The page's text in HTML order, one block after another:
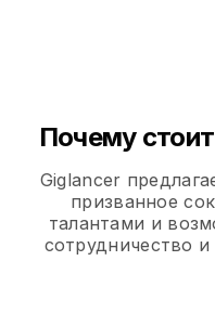
Почему
Giglancer
призванное
талантами и
сотрудничество